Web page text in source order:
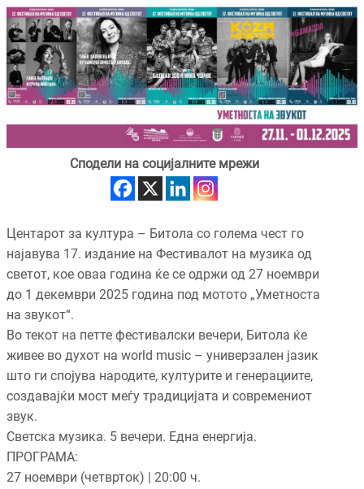
Сподели на социјалните мрежи
Центарот за култура – Битола со голема чест го
најавува 17. издание на Фестивалот на музика од
светот, кое оваа година ќе се одржи од 27 ноември
до 1 декември 2025 година под мотото „Уметноста
на звукот“.
Во текот на петте фестивалски вечери, Битола ќе
живее во духот на world music – универзален јазик
што ги спојува народите, културите и генерациите,
создавајќи мост меѓу традицијата и современиот
звук.
Светска музика. 5 вечери. Една енергија.
ПРОГРАМА:
27 ноември (четврток) | 20:00 ч.